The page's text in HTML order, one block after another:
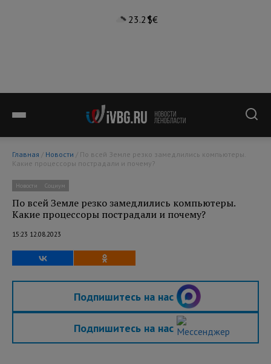
23.2°$€
Главная / Новости
Какие процессоры пострадали и почему?
Новости Социум
По всей Земле резко замедлились компьютеры.
Какие процессоры пострадали и почему?
15:23 12.08.2023
Подпишитесь на нас
Подпишитесь на нас